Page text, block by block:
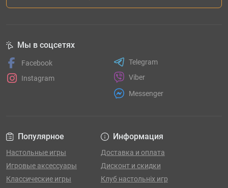
Популярное
Настольные игры
Игровые аксессуары
Классические игры
Информация
Доставка и оплата
Дисконт и скидки
Клуб настольніх игр
Мы в соцсетях
Facebook
Instagram
Telegram
Viber
Messenger